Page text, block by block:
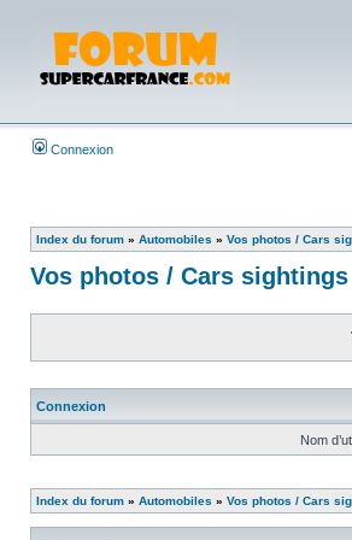
Connexion
Index du forum » Automobiles » Vos photos / Cars
Vos photos / Cars sightings
Connexion
Nom
Index du forum » Automobiles » Vos photos / Cars